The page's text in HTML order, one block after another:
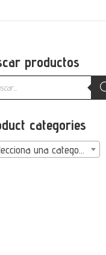
productos
categories
Selecciona una categoría